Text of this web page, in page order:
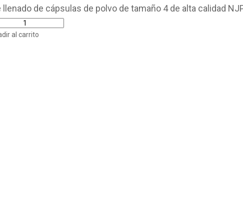
llenado de cápsulas de polvo de tamaño 4 de alta calidad
al carrito